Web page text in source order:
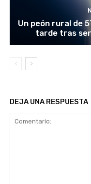
Un peón rural de
tarde tras
DEJA UNA RESPUESTA